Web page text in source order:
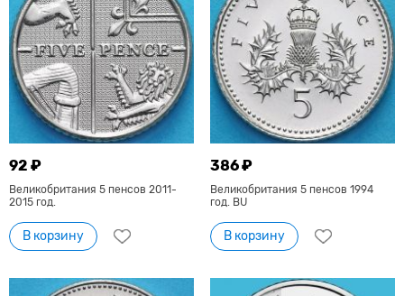
92 ₽
Великобритания 5 пенсов 2011-
2015 год.
В корзину
386 ₽
Великобритания 5 пенсов 1994
год. BU
В корзину